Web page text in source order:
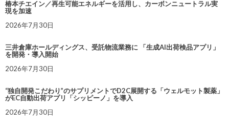
椿本チエイン／再生可能エネルギーを活用し、カーボンニュートラル実
現を加速
2026年7月30日
三井倉庫ホールディングス、受託物流業務に 「生成AI出荷検品アプリ」
を開発・導入開始
2026年7月30日
“独自開発こだわり”のサプリメントでD2C展開する「ウェルモット製薬」
がEC自動出荷アプリ「シッピーノ」を導入
2026年7月30日